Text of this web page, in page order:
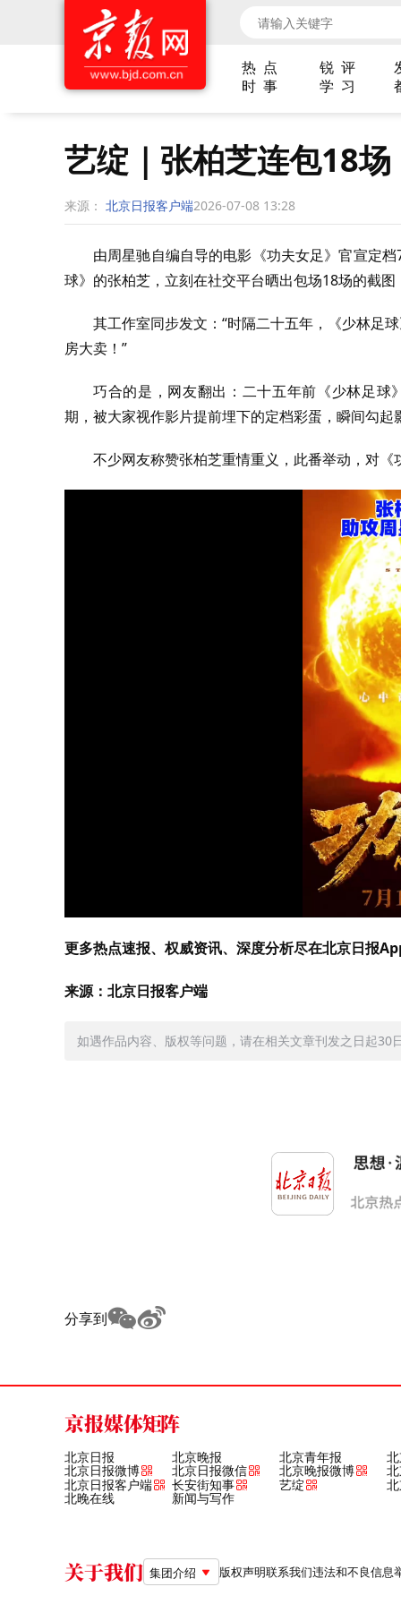
热 点 锐 评
时 事
学 习
艺绽｜张柏芝连包18场
来源： 北京日报客户端2026-07-08 13:28
由周星驰自编自导的电影《功夫女足》官宣定
球》的张柏芝，立刻在社交平台晒出包场18场的截图
其工作室同步发文：“时隔二十五年，《少林足
房大卖！”
巧合的是，网友翻出：二十五年前《少林足球
期，被大家视作影片提前埋下的定档彩蛋，瞬间勾起
不少网友称赞张柏芝重情重义，此番举动，对《
更多热点速报、权威资讯、深度分析尽在北京日报
来源：北京日报客户端
如遇作品内容、版权等问题，请在相关文章刊发之日起
分享到
京报媒体矩阵
北京日报 北京晚报 北京青年报
北京日报微博 北京日报微信 北京晚报微博
北京日报客户端
长安街知事 艺绽
北晚在线 新闻与写作
关于我们 集团介绍 版权声明联系我们违法和不良信息